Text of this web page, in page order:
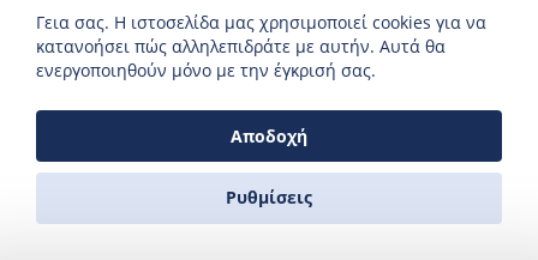
ΕΛΛΗΝΙΚΑ ΛΙΜΆΝΙΑ
ΔΡΟΜΟΛΟΓΙΑ ΠΛΟΙΩΝ
ΕΚΔΡΟΜΕΣ ΣΤΗ ΝΑΞΟ
ΚΑΝΤΕ ΚΡΑΤΗΣΗ ΑΚΤΟΠΛΟΙΚΩΝ ONLINE
Γεια σας. H ιστοσελίδα μας χρησιμοποιεί cookies για να
κατανοήσει πώς αλληλεπιδράτε με αυτήν. Αυτά θα
ενεργοποιηθούν μόνο με την έγκρισή σας.
Αποδοχή
Ρυθμίσεις